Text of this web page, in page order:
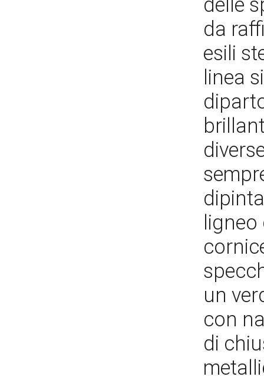
delle
da
esili
linea
un
con
di